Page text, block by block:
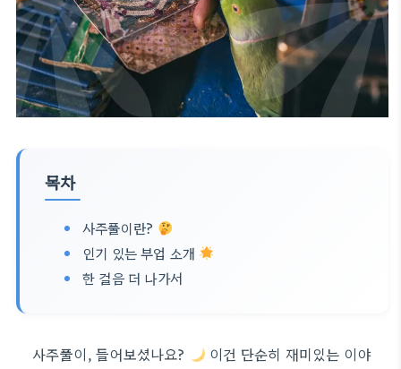
목차
사주풀이란?
인기 있는 부업 소개
한 걸음 더 나가서
사주풀이, 들어보셨나요?
이건 단순히 재미있는 이야